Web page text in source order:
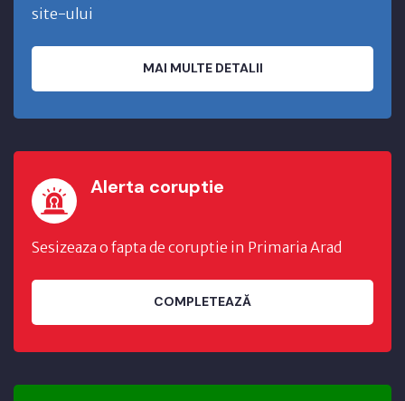
site-ului
MAI MULTE DETALII
Alerta coruptie
Sesizeaza o fapta de coruptie in Primaria Arad
COMPLETEAZĂ